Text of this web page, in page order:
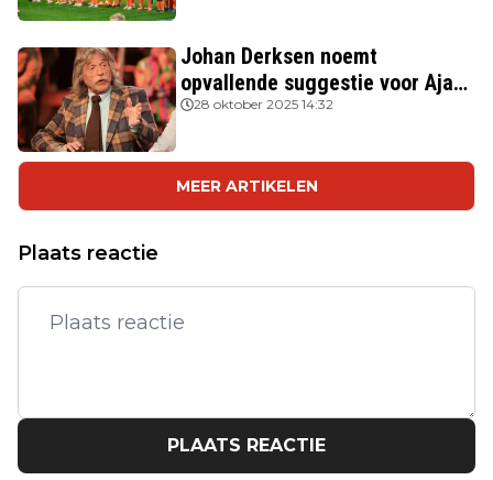
Johan Derksen noemt
opvallende suggestie voor Ajax:
'Wacht op hem als opvolger van
28 oktober 2025 14:32
MEER ARTIKELEN
Plaats reactie
PLAATS REACTIE